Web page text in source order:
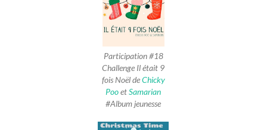
Participation #18
Challenge Il était 9
fois Noël deChicky
PooetSamarian
#Album jeunesse